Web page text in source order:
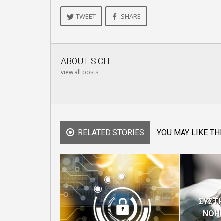
TWEET SHARE
ABOUT S.CH.
view all posts
RELATED STORIES YOU MAY LIKE